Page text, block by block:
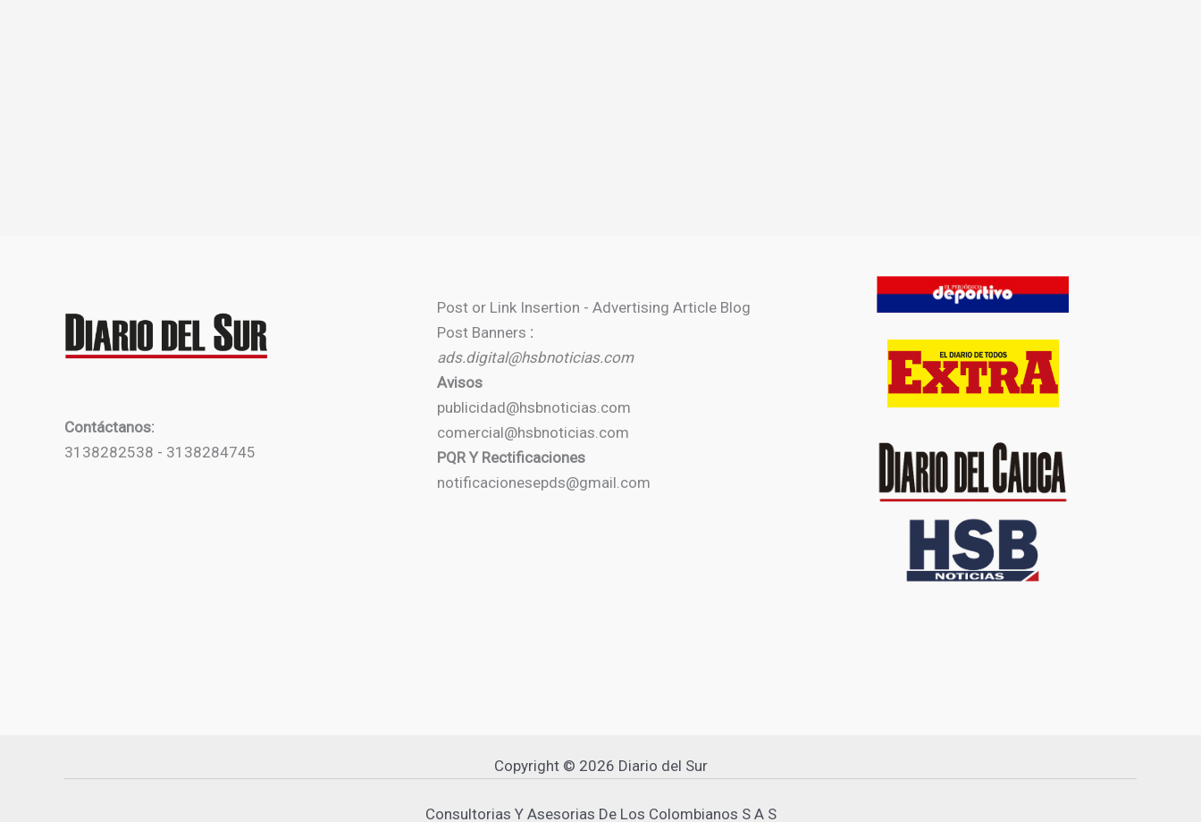
Contáctanos:
3138282538 - 3138284745
Post or Link Insertion - Advertising Article Blog
Post Banners :
ads.digital@hsbnoticias.com
Avisos
publicidad@hsbnoticias.com
comercial@hsbnoticias.com
PQR Y Rectificaciones
notificacionesepds@gmail.com
Copyright © 2026 Diario del Sur
Consultorias Y Asesorias De Los Colombianos S A S